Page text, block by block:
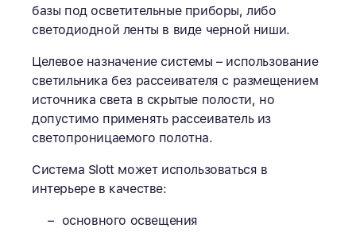
базы под осветительные приборы, либо
светодиодной ленты в виде черной ниши.
Целевое назначение системы – использование
светильника без рассеивателя с размещением
источника света в скрытые полости, но
допустимо применять рассеиватель из
светопроницаемого полотна.
Система Slott может использоваться в
интерьере в качестве:
основного освещения